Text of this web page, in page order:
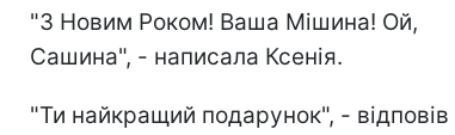
"З Новим Роком! Ваша Мішина! Ой,
Сашина", - написала Ксенія.
"Ти найкращий подарунок", - відповів